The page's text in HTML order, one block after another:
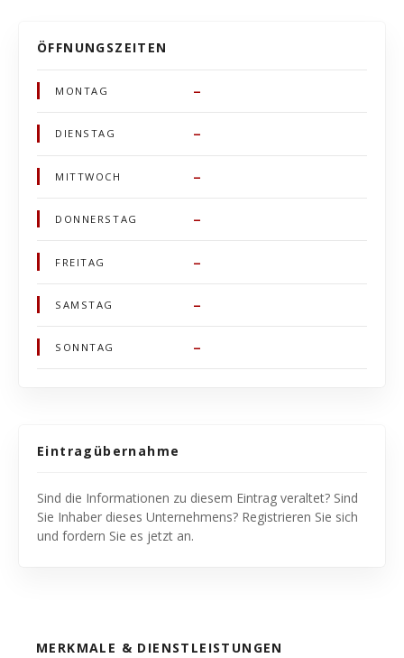
ÖFFNUNGSZEITEN
MONTAG –
DIENSTAG –
MITTWOCH –
DONNERSTAG –
FREITAG –
SAMSTAG –
SONNTAG –
Eintragübernahme
Sind die Informationen zu diesem Eintrag veraltet? Sind
Sie Inhaber dieses Unternehmens? Registrieren Sie sich
und fordern Sie es jetzt an.
MERKMALE & DIENSTLEISTUNGEN